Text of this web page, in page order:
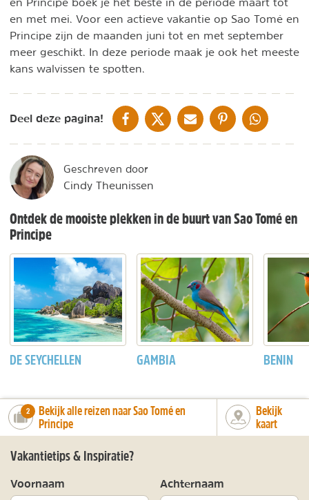
en Principe boek je het beste in de periode maart tot
en met mei. Voor een actieve vakantie op Sao Tomé en
Principe zijn de maanden juni tot en met september
meer geschikt. In deze periode maak je ook het meeste
kans walvissen te spotten.
Deel deze pagina! DELEN OP FACEBOOK
DELEN OP XDELEN VIA DE MAIL
DELEN OP PINTEREST
DELEN OP
Geschreven door
Cindy Theunissen
Ontdek de mooiste plekken in de buurt van Sao Tomé en
Principe
DE SEYCHELLEN GAMBIA BENIN
number_of_trips:
2
Bekijk alle reizen naar Sao Tomé en
Principe
Bekijk
kaart
Vakantietips & Inspiratie?
Voornaam Achternaam